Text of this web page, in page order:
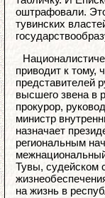
оштрафовали.
тувинских
приводит к тому,
представителей
высшего звена в
прокурор,
министр
назначает
региональным
Тувы, судейском
на жизнь в